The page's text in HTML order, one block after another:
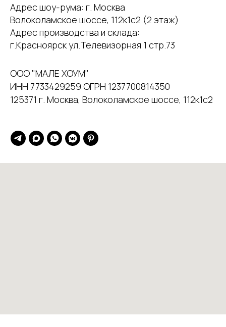
Адрес шоу-рума: г. Москва
Волоколамское шоссе, 112к1с2 (2 этаж)
Адрес производства и склада:
г.Красноярск ул.Телевизорная 1 стр.73
ООО "МАЛЕ ХОУМ"
ИНН 7733429259 ОГРН 1237700814350
125371 г. Москва, Волоколамское шоссе, 112к1с2